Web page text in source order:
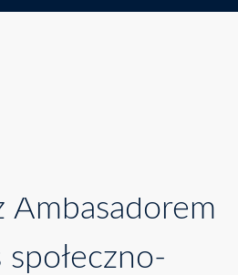
Ambasadorem